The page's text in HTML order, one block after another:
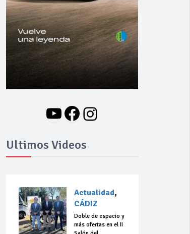
NOVEDADES
Nuevo BMW i3: Y
finalmente el Serie 3
se hizo eléctrico
YouTube
Facebook
Instagram
Ultimos Videos
Actualidad,
CÁDIZ
Doble de espacio y
más ofertas en el II